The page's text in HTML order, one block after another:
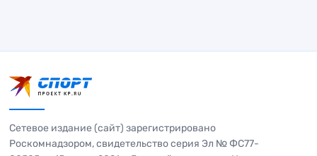
Сетевое издание (сайт) зарегистрировано
Роскомнадзором, свидетельство серия Эл № ФС77-